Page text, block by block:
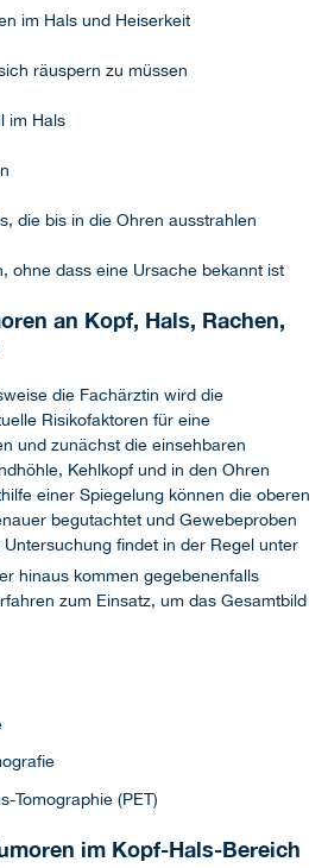
im Hals und Heiserkeit
räuspern zu müssen
im Hals
die bis in die Ohren ausstrahlen
ohne dass eine Ursache bekannt ist
an Kopf, Hals, Rachen,
die Fachärztin wird die
Risikofaktoren für eine
und zunächst die einsehbaren
Kehlkopf und in den Ohren
einer Spiegelung können die oberen
begutachtet und Gewebeproben
findet in der Regel unter
hinaus kommen gegebenenfalls
zum Einsatz, um das Gesamtbild
Tomographie (PET)
im Kopf-Hals-Bereich